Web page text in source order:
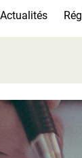
Actualités